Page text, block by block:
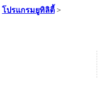
โปรแกรมยูทิลิตี้ >